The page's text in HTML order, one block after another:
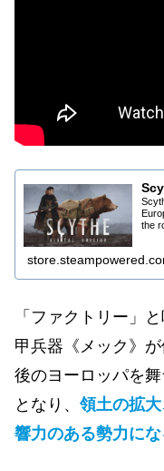
the
「ファクトリー」
甲兵器《メック》
後のヨーロッパを
となり、 領土の拡
響力のある勢力に